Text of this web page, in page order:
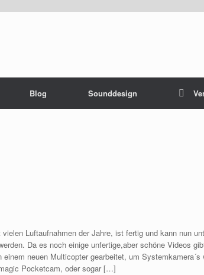
Blog Sounddesign
Luftaufnahmen der Jahre, ist fertig und kann nun
Da es noch einige unfertige,aber schöne Videos
neuen Multicopter gearbeitet, um Systemkamera´s
Pocketcam, oder sogar […]